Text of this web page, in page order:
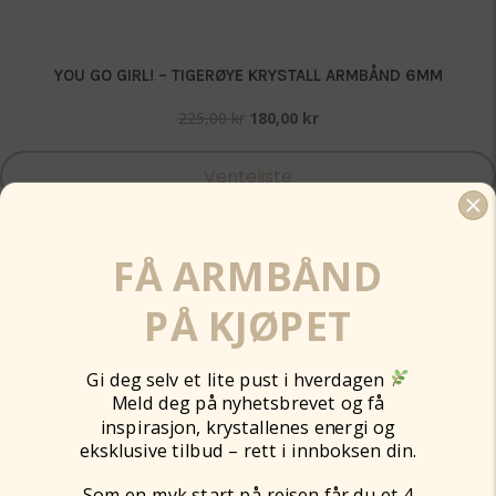
YOU GO GIRL! – TIGERØYE KRYSTALL ARMBÅND 6MM
225,00kr Opprinnelig
225,00 kr.
180,00 krNåværende
180,00 kr.
Venteliste
FÅ ARMBÅND
PÅ KJØPET
Gi deg selv et lite pust i hverdagen
Meld deg på nyhetsbrevet og få
inspirasjon, krystallenes energi og
eksklusive tilbud – rett i innboksen din.